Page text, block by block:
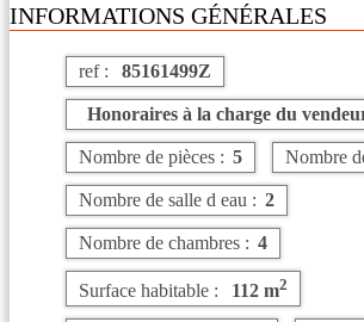
INFORMATIONS GÉNÉRALES
ref : 85161499Z
Honoraires à la charge du
Nombre de pièces : 5 Nombre
Nombre de salle d eau : 2
Nombre de chambres : 4
Surface habitable : 112 m2